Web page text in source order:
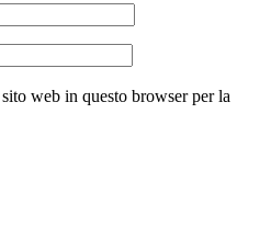
web in questo browser per la